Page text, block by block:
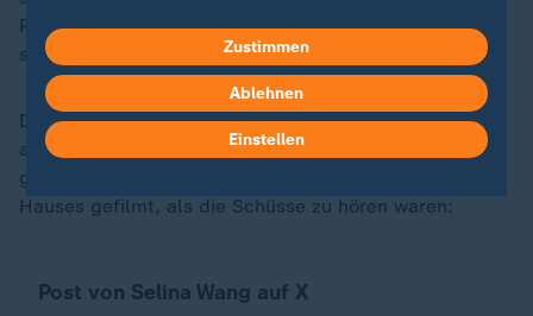
Pressekonferenzsaal des Weißen Hauses Schutz zu
suchen.
Die ABC-News-Korrespondentin Selina Wang schrieb
auf X: "Es klang wie Dutzende Schüsse." Sie habe
gerade ein Video auf dem Nordrasen des Weißen
Hauses gefilmt, als die Schüsse zu hören waren:
Post von Selina Wang auf X
Zustimmen
Ablehnen
Einstellen